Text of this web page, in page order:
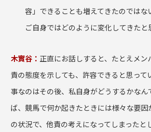
容」できることも増えてきたのではな
ご自身ではどのように変化してきたと
木實谷： 正直にお話しすると、たとえメン
責の態度を示しても、許容できると思って
事なのはその後、私自身がどうするかなん
ば、競馬で何か起きたときには様々な要因
の状況で、他責の考えになってしまったと